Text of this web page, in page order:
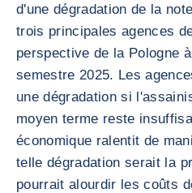
d'une dégradation de la
trois principales agences
perspective de la Pologne
semestre 2025. Les
une dégradation si
moyen terme reste
économique ralentit de
telle dégradation serait la
pourrait alourdir les coûts